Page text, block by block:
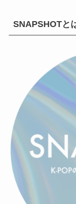
SNAPSHOTと